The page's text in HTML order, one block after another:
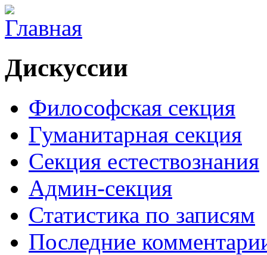
Дискуссии
Философская секция
Гуманитарная секция
Секция естествознания
Админ-секция
Статистика по записям
Последние